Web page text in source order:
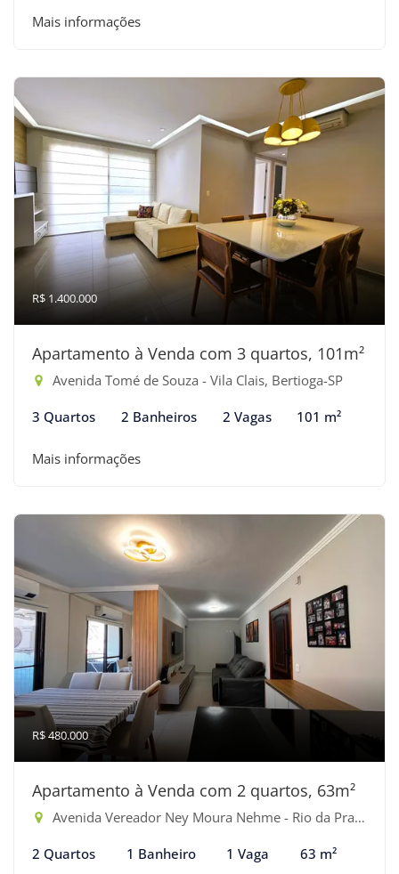
Mais informações
R$ 1.400.000
Apartamento à Venda com 3 quartos, 101m²
Avenida Tomé de Souza - Vila Clais, Bertioga-SP
3 Quartos 2 Banheiros 2 Vagas 101 m²
Mais informações
R$ 480.000
Apartamento à Venda com 2 quartos, 63m²
Avenida Vereador Ney Moura Nehme - Rio da Praia, Bertioga-SP
2 Quartos 1 Banheiro 1 Vaga 63 m²